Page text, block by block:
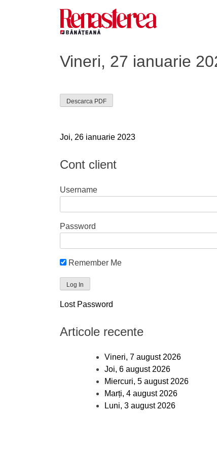
Vineri, 27 ianuarie
Descarca PDF
Navigare
în
Joi, 26 ianuarie 2023
Cont client
Username
Password
Remember Me
Lost Password
Articole recente
Vineri, 7 august 2026
Joi, 6 august 2026
Miercuri, 5 august 2026
Marți, 4 august 2026
Luni, 3 august 2026